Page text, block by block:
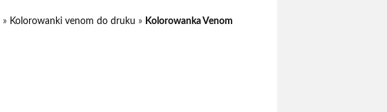
» Kolorowanki venom do druku » Kolorowanka Venom